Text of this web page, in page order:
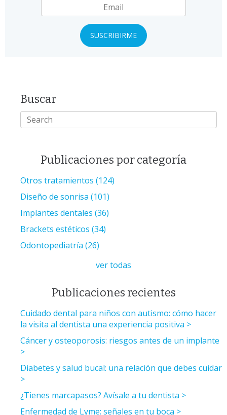
Buscar
Publicaciones por categoría
Otros tratamientos (124)
Diseño de sonrisa (101)
Implantes dentales (36)
Brackets estéticos (34)
Odontopediatría (26)
ver todas
Publicaciones recientes
Cuidado dental para niños con autismo: cómo hacer
la visita al dentista una experiencia positiva
Cáncer y osteoporosis: riesgos antes de un implante
Diabetes y salud bucal: una relación que debes cuidar
¿Tienes marcapasos? Avísale a tu dentista
Enfermedad de Lyme: señales en tu boca